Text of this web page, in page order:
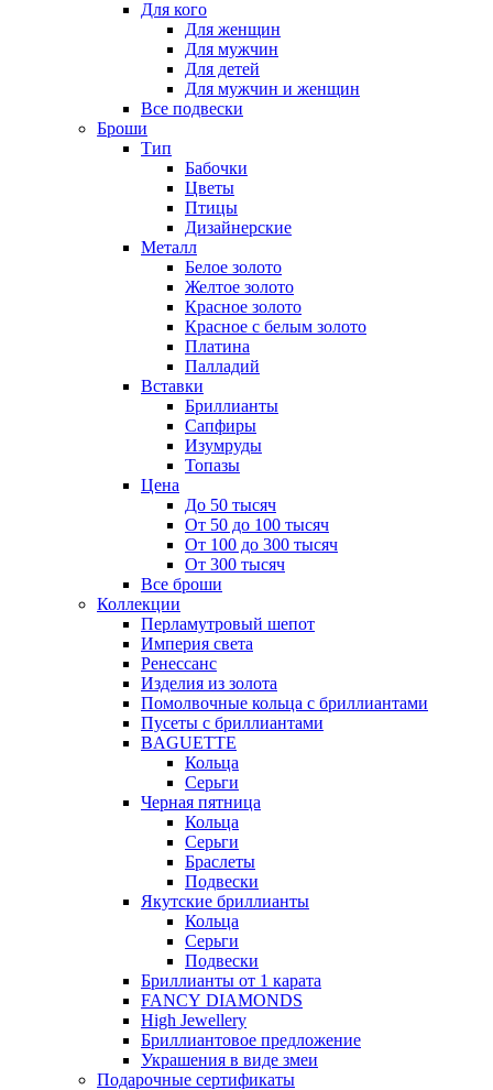
Для кого
Для женщин
Для мужчин
Для детей
Для мужчин и женщин
Все подвески
Броши
Тип
Бабочки
Цветы
Птицы
Дизайнерские
Металл
Белое золото
Желтое золото
Красное золото
Красное с белым золото
Платина
Палладий
Вставки
Бриллианты
Сапфиры
Изумруды
Топазы
Цена
До 50 тысяч
От 50 до 100 тысяч
От 100 до 300 тысяч
От 300 тысяч
Все броши
Коллекции
Перламутровый шепот
Империя света
Ренессанс
Изделия из золота
Помолвочные кольца с бриллиантами
Пусеты с бриллиантами
BAGUETTE
Кольца
Серьги
Черная пятница
Кольца
Серьги
Браслеты
Подвески
Якутские бриллианты
Кольца
Серьги
Подвески
Бриллианты от 1 карата
FANCY DIAMONDS
High Jewellery
Бриллиантовое предложение
Украшения в виде змеи
Подарочные сертификаты